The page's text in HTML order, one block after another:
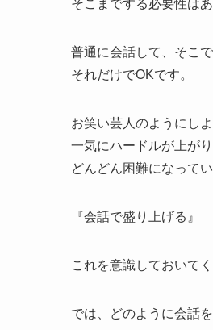
そこまでする必要性はあ
普通に会話して、そこ
それだけでOKです。
お笑い芸人のようにし
一気にハードルが上が
どんどん困難になってい
『会話で盛り上げる』
これを意識しておいてく
では、どのように会話